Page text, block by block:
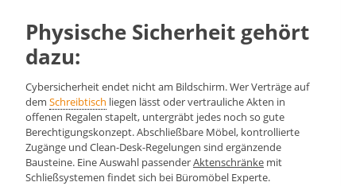
Physische Sicherheit gehört
dazu:
Cybersicherheit endet nicht am Bildschirm. Wer Verträge auf
dem Schreibtisch liegen lässt oder vertrauliche Akten in
offenen Regalen stapelt, untergräbt jedes noch so gute
Berechtigungskonzept. Abschließbare Möbel, kontrollierte
Zugänge und Clean-Desk-Regelungen sind ergänzende
Bausteine. Eine Auswahl passenderAktenschränke mit
Schließsystemen findet sich bei Büromöbel Experte.